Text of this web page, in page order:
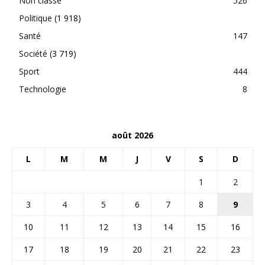
Politique (1 918)
Santé
147
Société (3 719)
Sport
444
Technologie
8
août 2026
L M M J V S D
1
2
3
4 5 6 7 8
9
10
11 12 13 14 15
16
17
18 19 20 21 22 23